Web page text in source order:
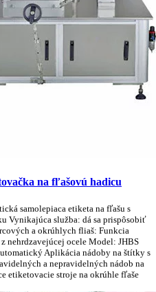
na fľašovú hadicu
samolepiaca etiketa na fľašu s
Vynikajúca služba: dá sa prispôsobiť
a okrúhlych fliaš: Funkcia
nehrdzavejúcej ocele Model: JHBS
Aplikácia nádoby na štítky s
a nepravidelných nádob na
etiketovacie stroje na okrúhle fľaše